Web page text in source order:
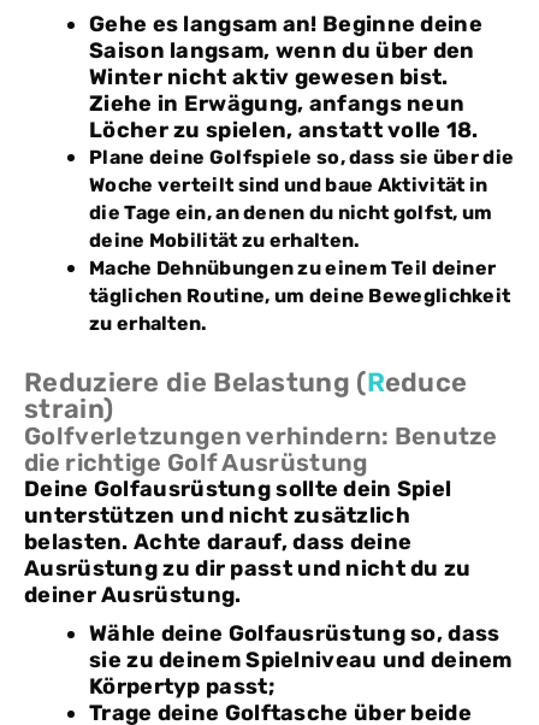
Gehe es langsam an! Beginne deine
Saison langsam, wenn du über den
Winter nicht aktiv gewesen bist.
Ziehe in Erwägung, anfangs neun
Löcher zu spielen, anstatt volle 18.
Plane deine Golfspiele so, dass sie über die
Woche verteilt sind und baue Aktivität in
die Tage ein, an denen du nicht golfst, um
deine Mobilität zu erhalten.
Mache Dehnübungen zu einem Teil deiner
täglichen Routine, um deine Beweglichkeit
zu erhalten.
Reduziere die Belastung (Reduce
strain)
Golfverletzungen verhindern: Benutze
die richtige Golf Ausrüstung
Deine Golfausrüstung sollte dein Spiel
unterstützen und nicht zusätzlich
belasten. Achte darauf, dass deine
Ausrüstung zu dir passt und nicht du zu
deiner Ausrüstung.
Wähle deine Golfausrüstung so, dass
sie zu deinem Spielniveau und deinem
Körpertyp passt;
Trage deine Golftasche über beide